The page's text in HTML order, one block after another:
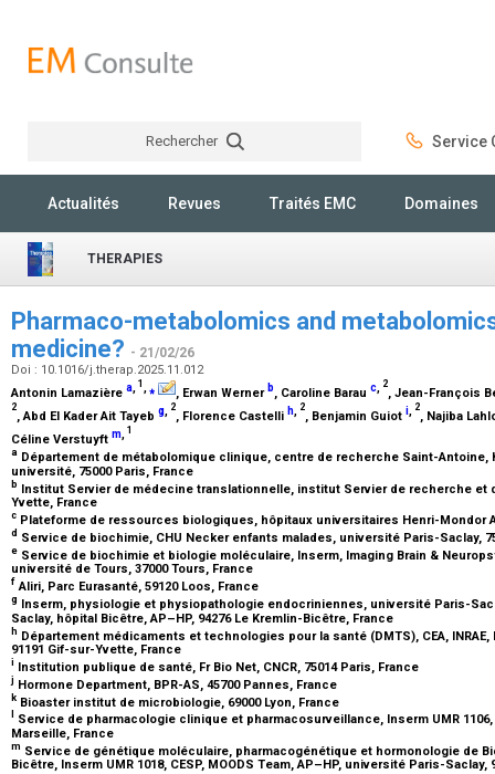
Rechercher Service
Actualités Revues Traités EMC Domaines
THERAPIES
Pharmaco-metabolomics and
medicine? - 21/02/26
Doi : 10.1016/j.therap.2025.11.012
Antonin Lamazière a, 1 ,⁎ , Erwan Werner b, Caroline Barau c, 2
, Jean-François
2
, Abd El Kader Ait Tayeb g, 2
, Florence Castelli h, 2
, Benjamin Guiot i, 2
, Najiba
Céline Verstuyft m, 1
a Département de métabolomique clinique, centre de recherche Saint-Antoine,
université, 75000 Paris, France
b Institut Servier de médecine translationnelle, institut Servier de recherche et
Yvette, France
c Plateforme de ressources biologiques, hôpitaux universitaires Henri-Mondor
d Service de biochimie, CHU Necker enfants malades, université Paris-Saclay,
e Service de biochimie et biologie moléculaire, Inserm, Imaging Brain &
université de Tours, 37000 Tours, France
f Aliri, Parc Eurasanté, 59120 Loos, France
g Inserm, physiologie et physiopathologie endocriniennes, université Paris-
Saclay, hôpital Bicêtre, AP–HP, 94276 Le Kremlin-Bicêtre, France
h Département médicaments et technologies pour la santé (DMTS), CEA,
91191 Gif-sur-Yvette, France
i Institution publique de santé, Fr Bio Net, CNCR, 75014 Paris, France
j Hormone Department, BPR-AS, 45700 Pannes, France
k Bioaster institut de microbiologie, 69000 Lyon, France
Service de pharmacologie clinique et pharmacosurveillance, Inserm UMR
Marseille, France
m Service de génétique moléculaire, pharmacogénétique et hormonologie de
Bicêtre, Inserm UMR 1018, CESP, MOODS Team, AP–HP, université Paris-